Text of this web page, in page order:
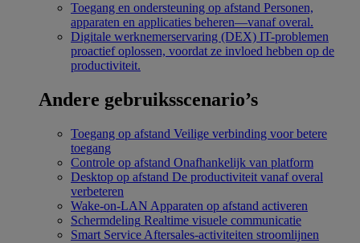
Toegang en ondersteuning op afstand Personen,
apparaten en applicaties beheren—vanaf overal.
Digitale werknemerservaring (DEX) IT-problemen
proactief oplossen, voordat ze invloed hebben op de
productiviteit.
Andere gebruiksscenario’s
Toegang op afstand Veilige verbinding voor betere
toegang
Controle op afstand Onafhankelijk van platform
Desktop op afstand De productiviteit vanaf overal
verbeteren
Wake-on-LAN Apparaten op afstand activeren
Schermdeling Realtime visuele communicatie
Smart Service Aftersales-activiteiten stroomlijnen